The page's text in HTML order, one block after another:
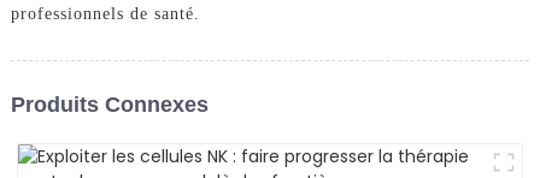
professionnels de santé.
Produits Connexes